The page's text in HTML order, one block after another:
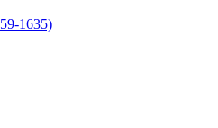
1635)